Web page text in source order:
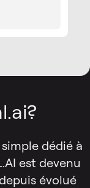
dédié à
est devenu
évolué